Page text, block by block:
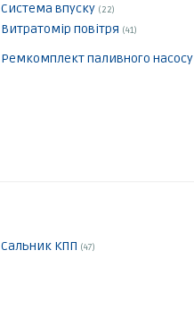
Система впуску (22)
Витратомір повітря (41)
Ремкомплект паливного насосу
Сальник КПП (47)